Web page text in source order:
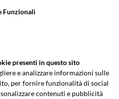
Brianza (MB) 20843 | ITALY
Funzionali
presenti in questo sito
e analizzare informazioni sulle
per fornire funzionalità di social
contenuti e pubblicità